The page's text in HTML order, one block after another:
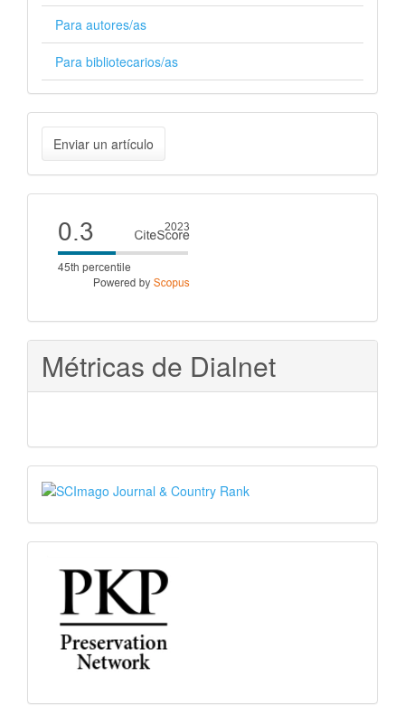
Para autores/as
Para bibliotecarios/as
Enviar
un
artículo
Enviar un artículo
Cite
score
Métricas de Dialnet
SJR
PKP